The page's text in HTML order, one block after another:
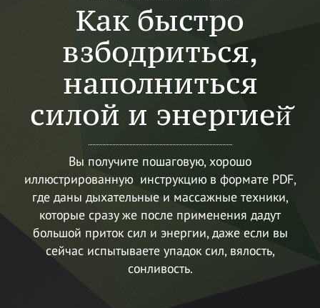
Как быстро
взбодриться,
наполниться
силой и энергией̆
Вы получите пошаговую, хорошо
иллюстрированную инструкцию в формате PDF,
где даны дыхательные и массажные техники,
которые сразу же после применения дадут
большой приток сил и энергии, даже если вы
сейчас испытываете упадок сил, вялость,
сонливость.